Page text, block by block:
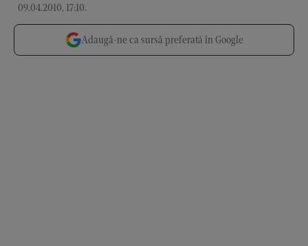
09.04.2010, 17:10.
Adaugă-ne ca sursă preferată în Google